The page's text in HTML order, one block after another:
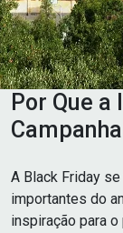
Por Que
A Black Friday
importantes do
inspiração para